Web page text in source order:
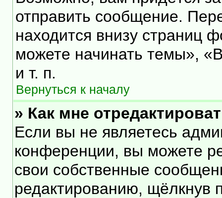
отправить сообщение.
находится внизу
можете начинать темы»,
и т. п.
Вернуться к началу
» Как мне
Если вы не являетесь
конференции, вы можете
свои собственные
редактированию, щёлкнув